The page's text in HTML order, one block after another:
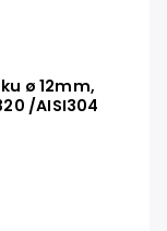
ø 12mm,
/AISI304